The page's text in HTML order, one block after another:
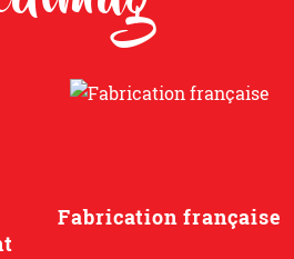
Fabrication française